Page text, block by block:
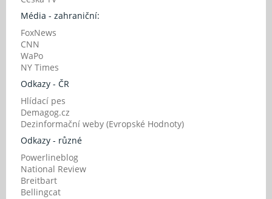
Média - zahraniční:
FoxNews
CNN
WaPo
NY Times
Odkazy - ČR
Hlídací pes
Demagog.cz
Dezinformační weby (Evropské Hodnoty)
Odkazy - různé
Powerlineblog
National Review
Breitbart
Bellingcat